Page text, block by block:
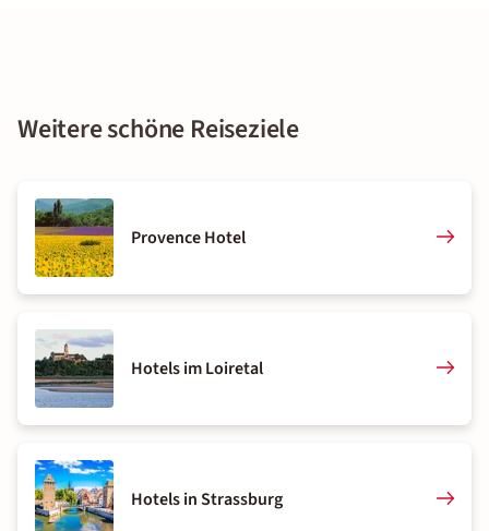
Weitere schöne Reiseziele
Provence Hotel
Hotels im Loiretal
Hotels in Strassburg